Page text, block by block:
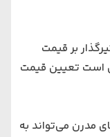
بر قیمت
است تعیین قیمت
مدرن می‌تواند به